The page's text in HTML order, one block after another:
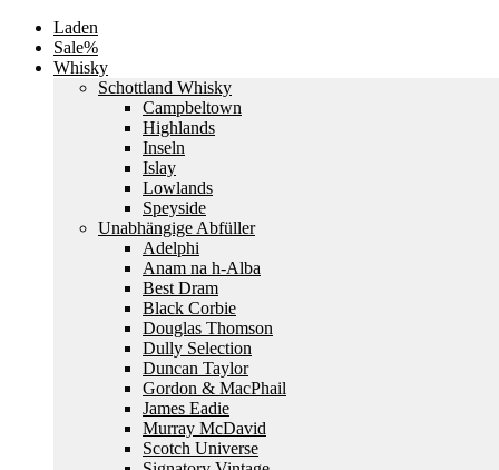
Laden
Sale%
Whisky
Schottland Whisky
Campbeltown
Highlands
Inseln
Islay
Lowlands
Speyside
Unabhängige Abfüller
Adelphi
Anam na h-Alba
Best Dram
Black Corbie
Douglas Thomson
Dully Selection
Duncan Taylor
Gordon & MacPhail
James Eadie
Murray McDavid
Scotch Universe